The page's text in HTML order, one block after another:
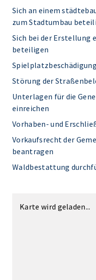
Sich an einem
zum Stadtumbau
Sich bei der Erstellung
beteiligen
Störung der
Unterlagen für die
einreichen
Vorhaben- und
Vorkaufsrecht der
beantragen
Waldbestattung
Karte wird geladen...